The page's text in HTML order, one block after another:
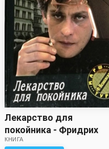
Лекарство для
покойника - Фридрих
Незнанский
КНИГА